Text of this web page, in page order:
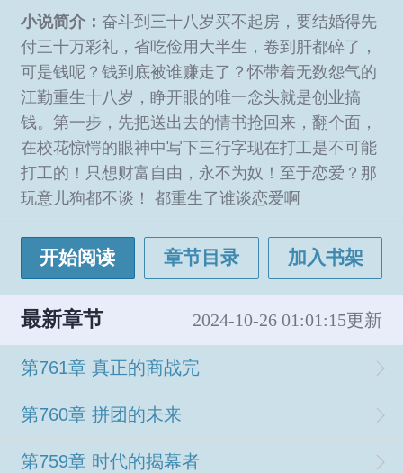
小说简介： 奋斗到三十八岁买不起房，要结婚得先
付三十万彩礼，省吃俭用大半生，卷到肝都碎了，
可是钱呢？钱到底被谁赚走了？怀带着无数怨气的
江勤重生十八岁，睁开眼的唯一念头就是创业搞
钱。第一步，先把送出去的情书抢回来，翻个面，
在校花惊愕的眼神中写下三行字现在打工是不可能
打工的！只想财富自由，永不为奴！至于恋爱？那
玩意儿狗都不谈！ 都重生了谁谈恋爱啊
开始阅读 章节目录 加入书架
最新章节 2024-10-26 01:01:15更新
第761章 真正的商战完
第760章 拼团的未来
第759章 时代的揭幕者